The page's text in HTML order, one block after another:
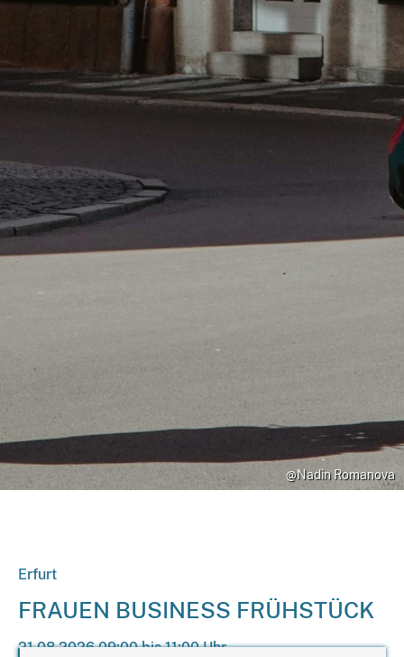
@Nadin Romanova
Erfurt
FRAUEN BUSINESS FRÜHSTÜCK
21.08.2026 09:00 bis 11:00 Uhr